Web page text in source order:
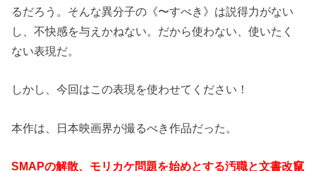
るだろう。そんな異分子の《〜すべき》は説得力がない
し、不快感を与えかねない。だから使わない、使いたく
ない表現だ。
しかし、今回はこの表現を使わせてください！
本作は、日本映画界が撮るべき作品だった。
SMAPの解散、モリカケ問題を始めとする汚職と文書改竄